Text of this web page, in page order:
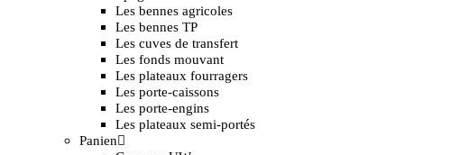
Les bennes agricoles
Les bennes TP
Les cuves de transfert
Les fonds mouvant
Les plateaux fourragers
Les porte-caissons
Les porte-engins
Les plateaux semi-portés
Panien